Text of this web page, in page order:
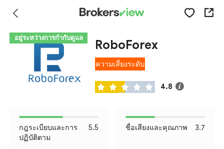
อยู่ระหว่างการกำกับดูแล RoboForex
ความเสี่ยงระดับ
4.8
กฎระเบียบและการ
ปฏิบัติตาม
5.5 ชื่อเสียงและคุณภาพ 3.7